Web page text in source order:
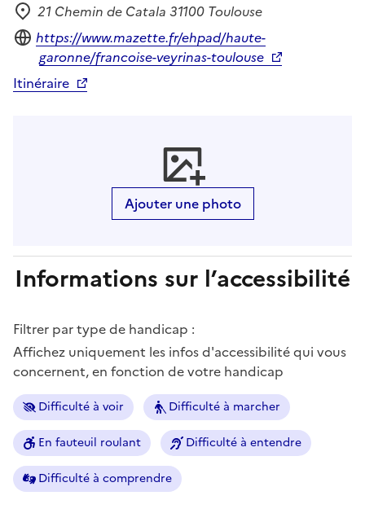
Adresse
21 Chemin de Catala 31100 Toulouse
Site internet
https://www.mazette.fr/ehpad/haute-
garonne/francoise-veyrinas-toulouse
Itinéraire
Ajouter une photo
Informations sur l’accessibilité
Filtrer par type de handicap :
Affichez uniquement les infos d'accessibilité qui vous
concernent, en fonction de votre handicap
Difficulté à voir Difficulté à marcher
En fauteuil roulant Difficulté à entendre
Difficulté à comprendre